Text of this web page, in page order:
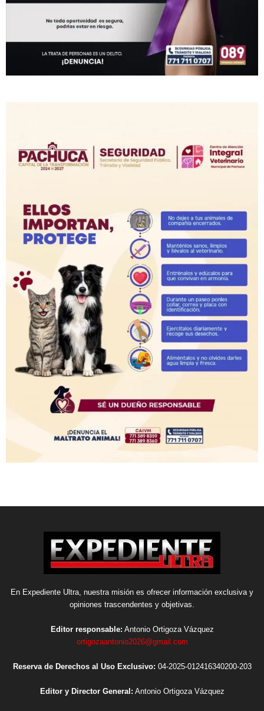
En Expediente Ultra, nuestra misión es ofrecer información exclusiva y
opiniones trascendentes y objetivas.
Editor responsable: Antonio Ortigoza Vázquez
ortigozaantonio2026@gmail.com
Reserva de Derechos al Uso Exclusivo: 04-2025-012416340200-203
Editor y Director General: Antonio Ortigoza Vázquez